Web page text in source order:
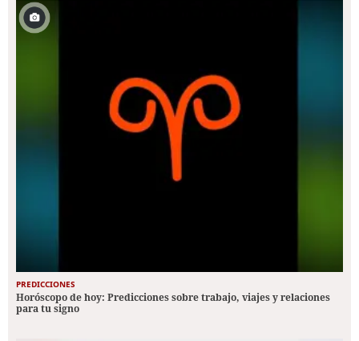
PREDICCIONES
Horóscopo de hoy: Predicciones sobre trabajo, viajes y relaciones
para tu signo